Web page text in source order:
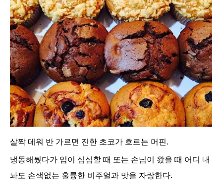
살짝 데워 반 가르면 진한 초코가 흐르는 머핀.
냉동해뒀다가 입이 심심할 때 또는 손님이 왔을 때 어디 내
놔도 손색없는 훌륭한 비주얼과 맛을 자랑한다.